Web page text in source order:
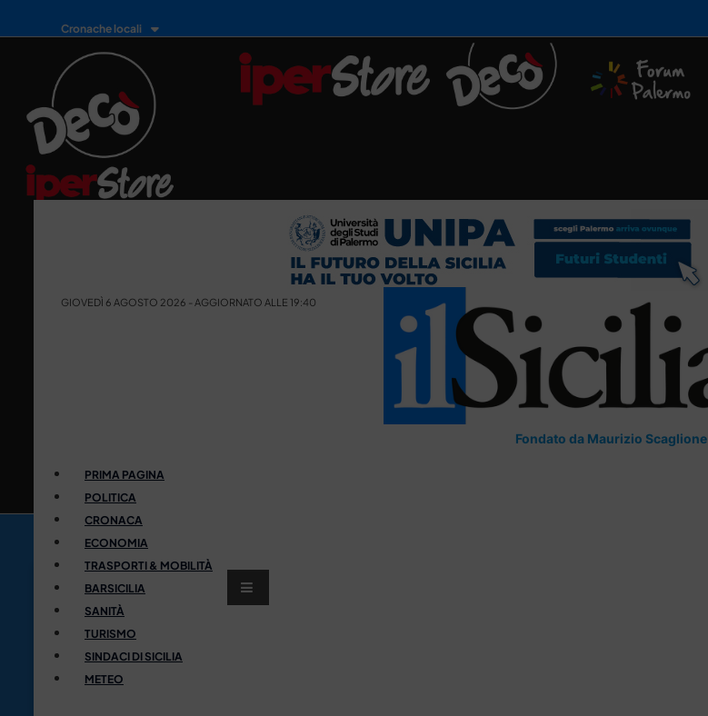
Cronache locali
GIOVEDÌ 6 AGOSTO 2026 - AGGIORNATO ALLE 19:40
Fondato da Maurizio Scaglione
PRIMA PAGINA
POLITICA
CRONACA
ECONOMIA
TRASPORTI & MOBILITÀ
BARSICILIA
SANITÀ
TURISMO
SINDACI DI SICILIA
METEO